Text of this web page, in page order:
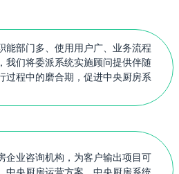
能部门多、使用用户广、业务流程
我们将委派系统实施顾问提供伴随
过程中的磨合期，促进中央厨房系
企业咨询机构，为客户输出项目可